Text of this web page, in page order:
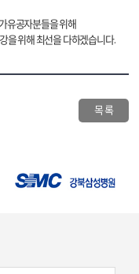
유공자분들을 위해
을 위해 최선을 다하겠습니다.
목 록